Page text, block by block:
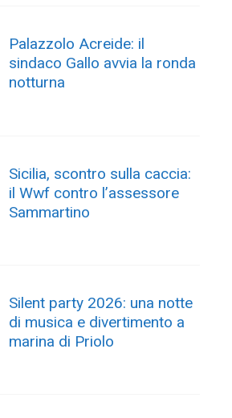
Palazzolo Acreide: il
sindaco Gallo avvia la ronda
notturna
Sicilia, scontro sulla caccia:
il Wwf contro l’assessore
Sammartino
Silent party 2026: una notte
di musica e divertimento a
marina di Priolo